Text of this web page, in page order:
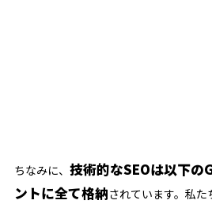
ちなみに、 技術的なSEOは以下
ントに全て格納されています。私